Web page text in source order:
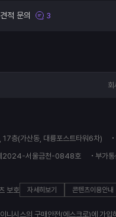
견적 문의 3
회
층(가산동, 대륭포스트타워6차)
2024-서울금천-0848호 부가
보호 자세히보기 콘텐츠이용안내
니시스의 구매안전(에스크로)에 가입